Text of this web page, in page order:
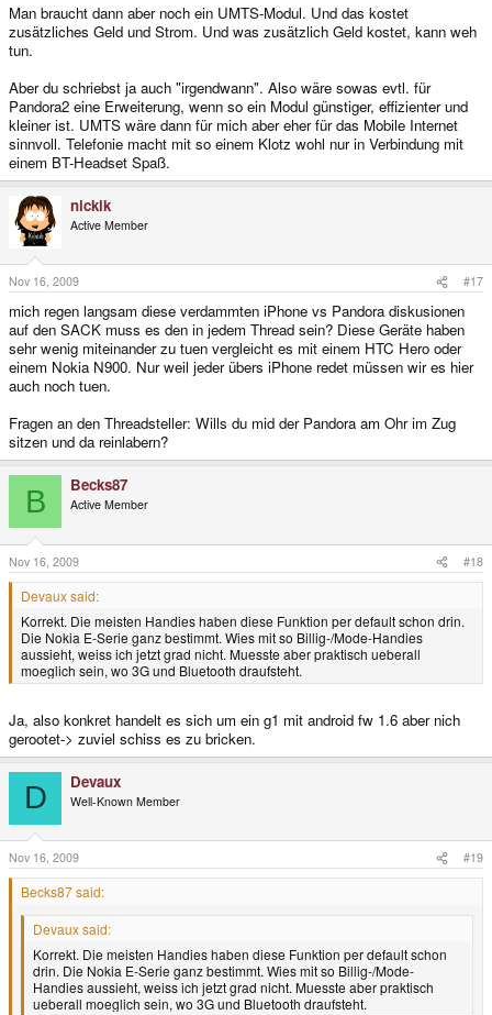
Man braucht dann aber noch ein UMTS-Modul. Und das kostet
zusätzliches Geld und Strom. Und was zusätzlich Geld kostet, kann weh
tun.
Aber du schriebst ja auch "irgendwann". Also wäre sowas evtl. für
Pandora2 eine Erweiterung, wenn so ein Modul günstiger, effizienter und
kleiner ist. UMTS wäre dann für mich aber eher für das Mobile Internet
sinnvoll. Telefonie macht mit so einem Klotz wohl nur in Verbindung mit
einem BT-Headset Spaß.
nickik
Active Member
Nov 16, 2009 #17
mich regen langsam diese verdammten iPhone vs Pandora diskusionen
auf den SACK muss es den in jedem Thread sein? Diese Geräte haben
sehr wenig miteinander zu tuen vergleicht es mit einem HTC Hero oder
einem Nokia N900. Nur weil jeder übers iPhone redet müssen wir es hier
auch noch tuen.
Fragen an den Threadsteller: Wills du mid der Pandora am Ohr im Zug
sitzen und da reinlabern?
B Becks87
Active Member
Nov 16, 2009 #18
Devaux said:
Korrekt. Die meisten Handies haben diese Funktion per default schon drin.
Die Nokia E-Serie ganz bestimmt. Wies mit so Billig-/Mode-Handies
aussieht, weiss ich jetzt grad nicht. Muesste aber praktisch ueberall
moeglich sein, wo 3G und Bluetooth draufsteht.
Ja, also konkret handelt es sich um ein g1 mit android fw 1.6 aber nich
gerootet-> zuviel schiss es zu bricken.
D Devaux
Well-Known Member
Nov 16, 2009 #19
Becks87 said:
Devaux said:
Korrekt. Die meisten Handies haben diese Funktion per default schon
drin. Die Nokia E-Serie ganz bestimmt. Wies mit so Billig-/Mode-
Handies aussieht, weiss ich jetzt grad nicht. Muesste aber praktisch
ueberall moeglich sein, wo 3G und Bluetooth draufsteht.